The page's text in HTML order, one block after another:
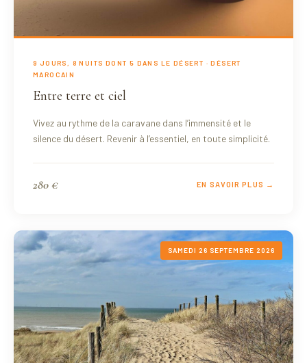
9 JOURS, 8 NUITS DONT 5 DANS LE DÉSERT · DÉSERT
MAROCAIN
Entre terre et ciel
Vivez au rythme de la caravane dans l’immensité et le
silence du désert. Revenir à l’essentiel, en toute simplicité.
280 € EN SAVOIR PLUS →
SAMEDI 26 SEPTEMBRE 2026